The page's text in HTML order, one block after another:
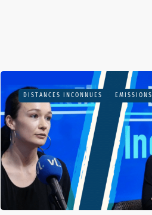
DISTANCES INCONNUES EMISSIONS